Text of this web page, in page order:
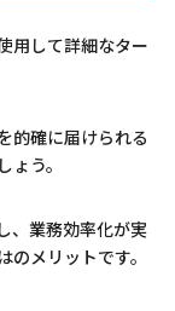
用して詳細なター
的確に届けられる
う。
、業務効率化が実
メリットです。